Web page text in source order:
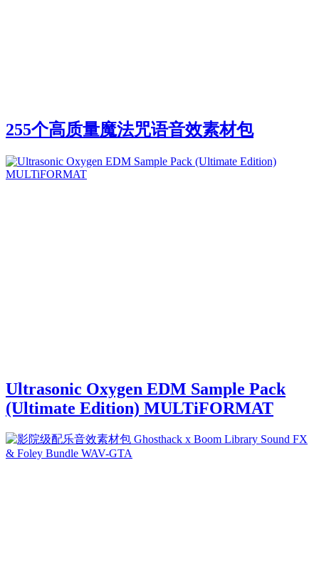
255个高质量魔法咒语音效素材包
Ultrasonic Oxygen EDM Sample Pack
(Ultimate Edition) MULTiFORMAT